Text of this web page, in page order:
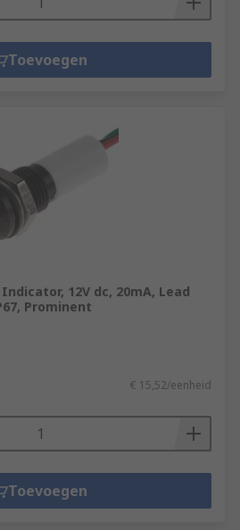
Toevoegen
Indicator, 12V dc, 20mA, Lead
Prominent
€ 15,52/eenheid
Toevoegen